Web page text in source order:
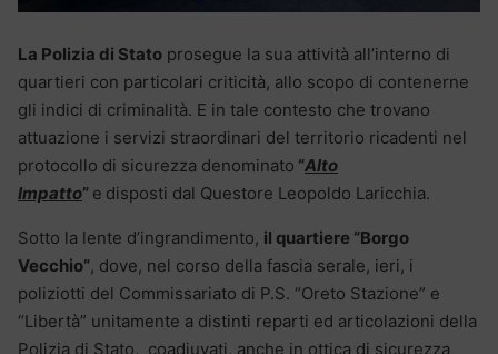
La Polizia di Stato prosegue la sua attività all’interno di
quartieri con particolari criticità, allo scopo di contenerne
gli indici di criminalità. E in tale contesto che trovano
attuazione i servizi straordinari del territorio ricadenti nel
protocollo di sicurezza denominato “Alto
Impatto” e disposti dal Questore Leopoldo Laricchia.
Sotto la lente d’ingrandimento, il quartiere “Borgo
Vecchio”, dove, nel corso della fascia serale, ieri, i
poliziotti del Commissariato di P.S. “Oreto Stazione” e
“Libertà” unitamente a distinti reparti ed articolazioni della
Polizia di Stato, coadiuvati, anche in ottica di sicurezza